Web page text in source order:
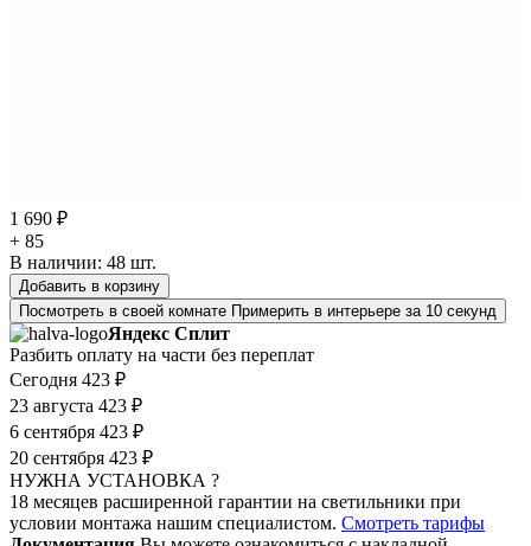
1 690 ₽
+ 85
В наличии: 48 шт.
Добавить в корзину
Посмотреть в своей комнате Примерить в интерьере за 10 секунд
Яндекс Сплит
Разбить оплату на части без переплат
Сегодня 423 ₽
23 августа 423 ₽
6 сентября 423 ₽
20 сентября 423 ₽
НУЖНА УСТАНОВКА ?
18 месяцев расширенной гарантии на светильники при
условии монтажа нашим специалистом. Смотреть тарифы